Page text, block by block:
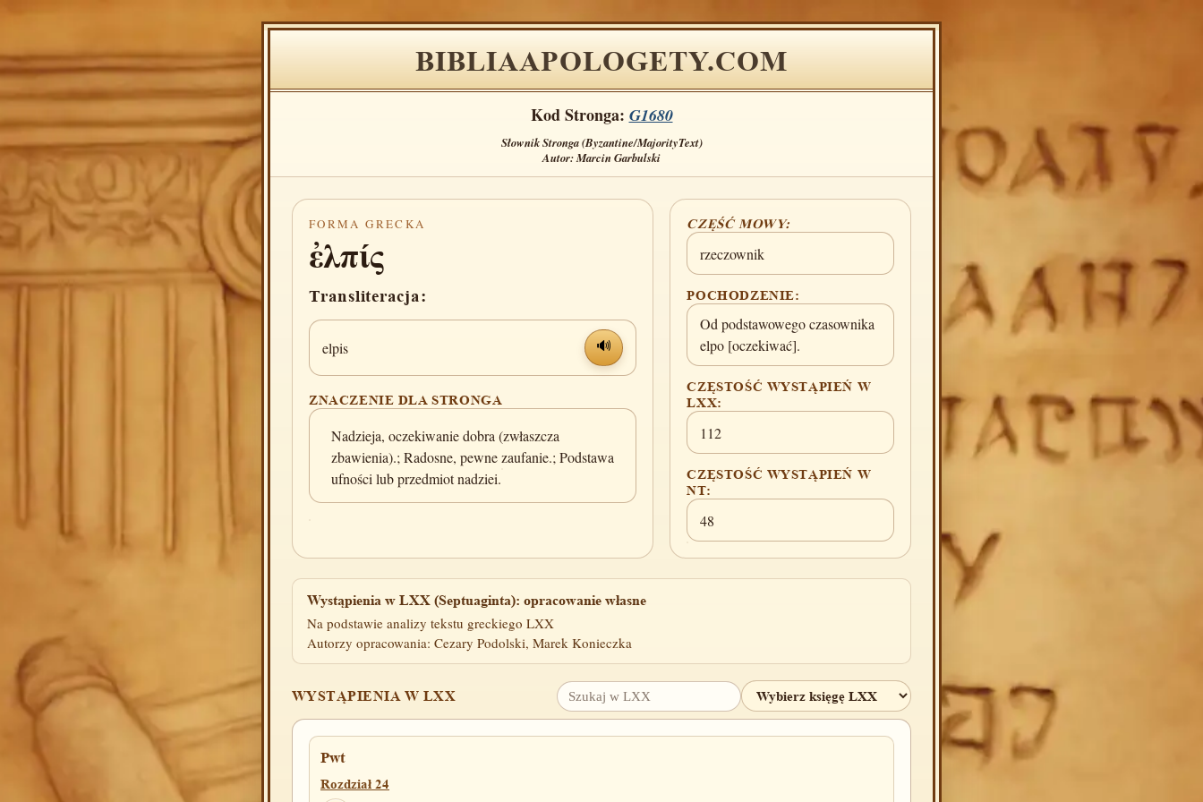
BIBLIAAPOLOGETY.COM
Kod Stronga: G1680
Słownik Stronga (Byzantine/MajorityText)
Autor: Marcin Garbulski
FORMA GRECKA
ἐλπίς
Transliteracja:
elpis 🔊
ZNACZENIE DLA STRONGA
Nadzieja, oczekiwanie dobra (zwłaszcza
zbawienia).; Radosne, pewne zaufanie.; Podstawa
ufności lub przedmiot nadziei.
CZĘŚĆ MOWY:
rzeczownik
POCHODZENIE:
Od podstawowego czasownika
elpo [oczekiwać].
CZĘSTOŚĆ WYSTĄPIEŃ W
LXX:
112
CZĘSTOŚĆ WYSTĄPIEŃ W
NT:
48
Wystąpienia w LXX (Septuaginta): opracowanie własne
Na podstawie analizy tekstu greckiego LXX
Autorzy opracowania: Cezary Podolski, Marek Konieczka
WYSTĄPIENIA W LXX
Pwt
Rozdział 24